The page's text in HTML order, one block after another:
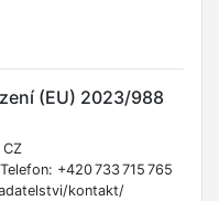
(EU) 2023/988
+420 733 715 765
kontakt/